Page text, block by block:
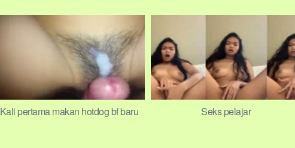
Kali pertama makan hotdog bf baru Seks pelajar